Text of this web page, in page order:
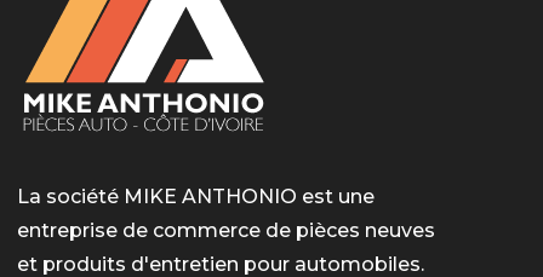
La société MIKE ANTHONIO est une
entreprise de commerce de pièces neuves
et produits d'entretien pour automobiles.